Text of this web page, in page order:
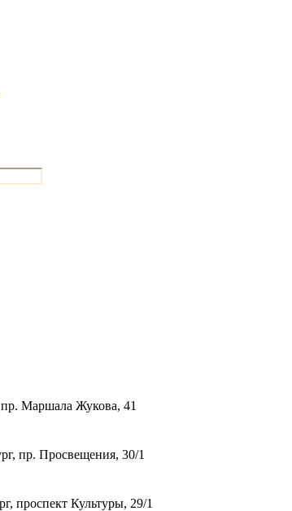
Маршала Жукова, 41
пр. Просвещения, 30/1
проспект Культуры, 29/1